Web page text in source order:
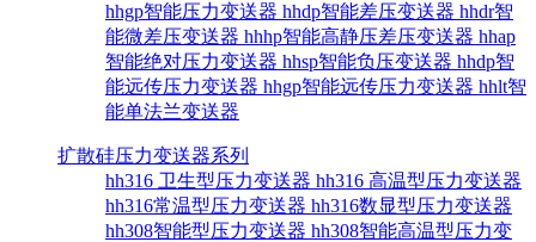
hhgp智能压力变送器 hhdp智能差压变送器 hhdr智
能微差压变送器 hhhp智能高静压差压变送器 hhap
智能绝对压力变送器 hhsp智能负压变送器 hhdp智
能远传压力变送器 hhgp智能远传压力变送器 hhlt智
能单法兰变送器
扩散硅压力变送器系列
hh316 卫生型压力变送器 hh316 高温型压力变送器
hh316常温型压力变送器 hh316数显型压力变送器
hh308智能型压力变送器 hh308智能高温型压力变